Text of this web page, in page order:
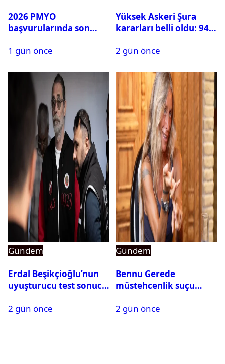
2026 PMYO
başvurularında son
1 gün önce
Yüksek Askeri Şura
kararları belli oldu: 94
2 gün önce
Gündem
Erdal Beşikçioğlu’nun
uyuşturucu test sonucu
2 gün önce
Gündem
Bennu Gerede
müstehcenlik suçu
alındı
2 gün önce